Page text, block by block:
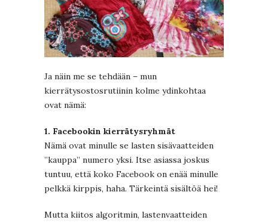
Ja näin me se tehdään – mun
kierrätysostosrutiinin kolme ydinkohtaa
ovat nämä:
1. Facebookin kierrätysryhmät
Nämä ovat minulle se lasten sisävaatteiden
”kauppa” numero yksi. Itse asiassa joskus
tuntuu, että koko Facebook on enää minulle
pelkkä kirppis, haha. Tärkeintä sisältöä hei!
Mutta kiitos algoritmin, lastenvaatteiden